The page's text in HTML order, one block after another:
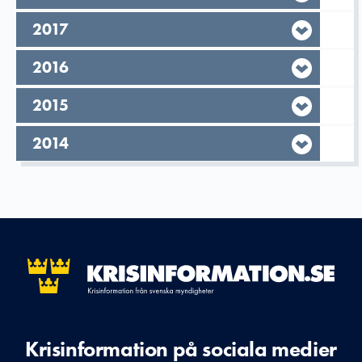
År,
2017
År,
2016
År,
2015
År,
2014
Krisinformation på sociala medier